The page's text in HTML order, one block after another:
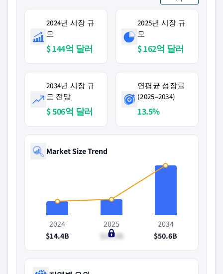
2024년 시장 규
모
$ 144억 달러
2025년 시장 규
모
$ 162억 달러
2034년 시장 규
모 전망
$ 506억 달러
연평균 성장률
(2025–2034)
13.5%
Market Size Trend
2024
$14.4B
2025
$16.2B
2034
$50.6B